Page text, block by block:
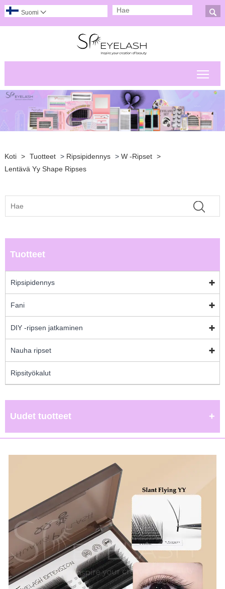

Suomi 
Koti > Tuotteet > Ripsipidennys > W -ripset >
Lentävä Yy Shape Ripses
Tuotteet
Ripsipidennys
Fani
DIY -ripsen jatkaminen
Nauha ripset
Ripsityökalut
Uudet tuotteet